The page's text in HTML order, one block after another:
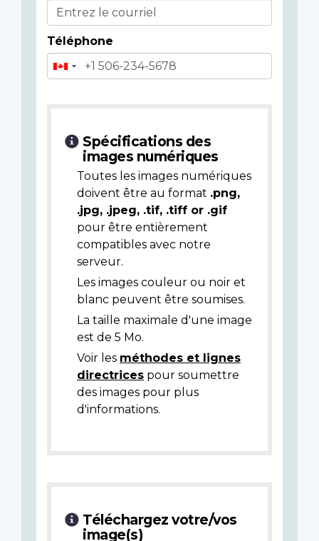
Téléphone
Spécifications des
images numériques
Toutes les images numériques
doivent être au format .png,
.jpg, .jpeg, .tif, .tiff or .gif
pour être entièrement
compatibles avec notre
serveur.
Les images couleur ou noir et
blanc peuvent être soumises.
La taille maximale d'une image
est de 5 Mo.
Voir les méthodes et lignes
directrices pour soumettre
des images pour plus
d'informations.
Téléchargez votre/vos
image(s)